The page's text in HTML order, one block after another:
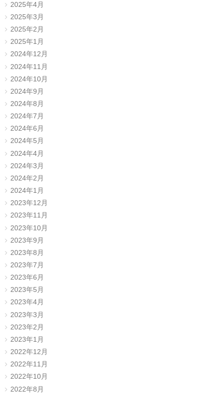
2025年4月
2025年3月
2025年2月
2025年1月
2024年12月
2024年11月
2024年10月
2024年9月
2024年8月
2024年7月
2024年6月
2024年5月
2024年4月
2024年3月
2024年2月
2024年1月
2023年12月
2023年11月
2023年10月
2023年9月
2023年8月
2023年7月
2023年6月
2023年5月
2023年4月
2023年3月
2023年2月
2023年1月
2022年12月
2022年11月
2022年10月
2022年8月